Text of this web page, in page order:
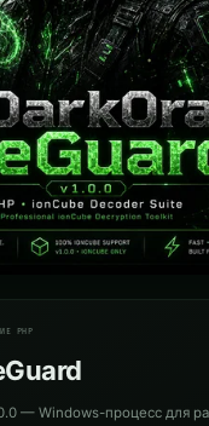
PHP
— Windows-процесс для